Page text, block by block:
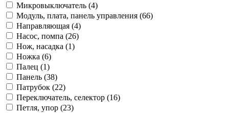
Микровыключатель (4)
Модуль, плата, панель управления (66)
Направляющая (4)
Насос, помпа (26)
Нож, насадка (1)
Ножка (6)
Палец (1)
Панель (38)
Патрубок (22)
Переключатель, селектор (16)
Петля, упор (23)